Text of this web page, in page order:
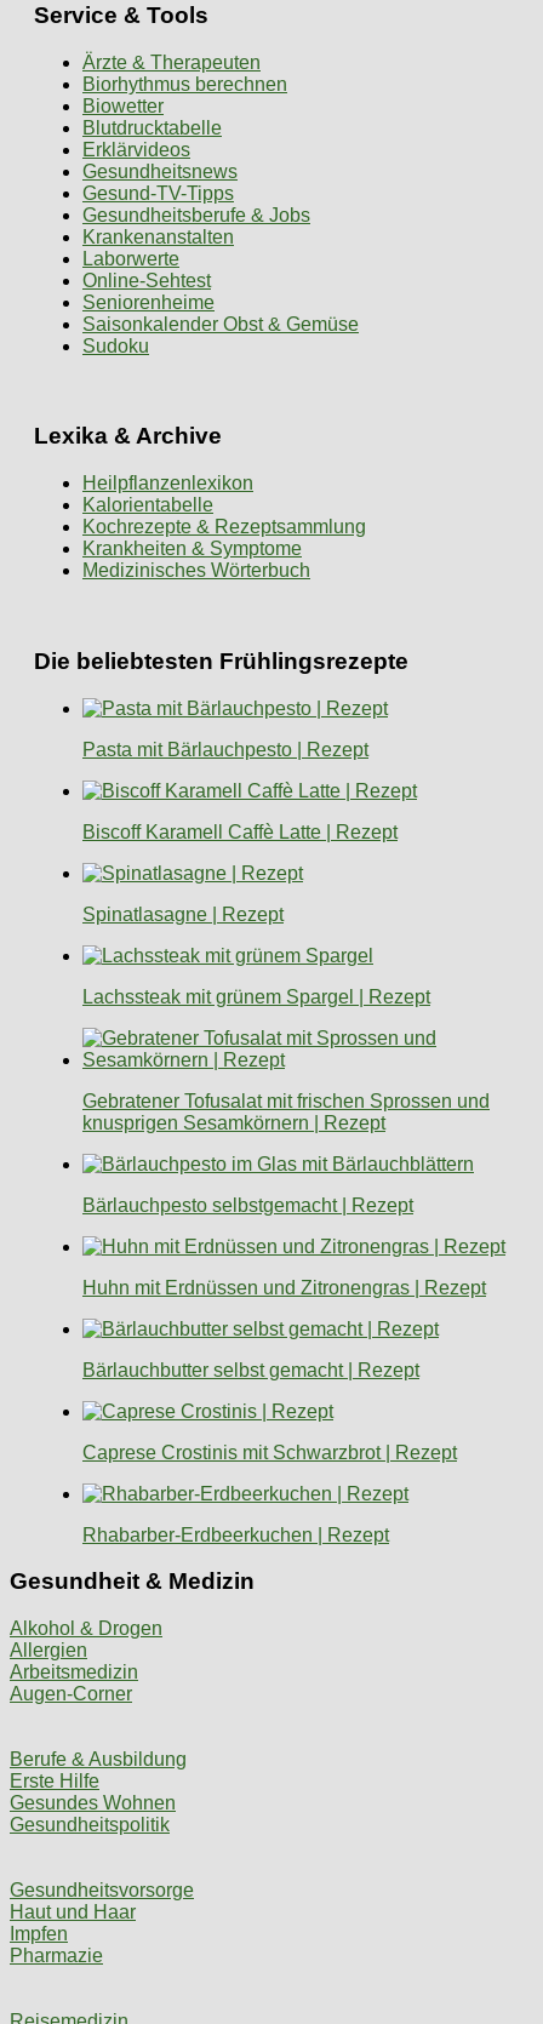
Service & Tools
Ärzte & Therapeuten
Biorhythmus berechnen
Biowetter
Blutdrucktabelle
Erklärvideos
Gesundheitsnews
Gesund-TV-Tipps
Gesundheitsberufe & Jobs
Krankenanstalten
Laborwerte
Online-Sehtest
Seniorenheime
Saisonkalender Obst & Gemüse
Sudoku
Lexika & Archive
Heilpflanzenlexikon
Kalorientabelle
Kochrezepte & Rezeptsammlung
Krankheiten & Symptome
Medizinisches Wörterbuch
Die beliebtesten Frühlingsrezepte
Pasta mit Bärlauchpesto | Rezept
Biscoff Karamell Caffè Latte | Rezept
Spinatlasagne | Rezept
Lachssteak mit grünem Spargel | Rezept
Gebratener Tofusalat mit frischen Sprossen und
knusprigen Sesamkörnern | Rezept
Bärlauchpesto selbstgemacht | Rezept
Huhn mit Erdnüssen und Zitronengras | Rezept
Bärlauchbutter selbst gemacht | Rezept
Caprese Crostinis mit Schwarzbrot | Rezept
Rhabarber-Erdbeerkuchen | Rezept
Gesundheit & Medizin
Alkohol & Drogen
Allergien
Arbeitsmedizin
Augen-Corner
Berufe & Ausbildung
Erste Hilfe
Gesundes Wohnen
Gesundheitspolitik
Gesundheitsvorsorge
Haut und Haar
Impfen
Pharmazie